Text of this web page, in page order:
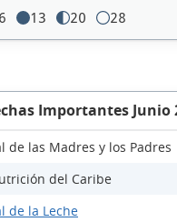
13 20 28
Importantes Junio
de las Madres y los Padres
del Caribe
de la Leche